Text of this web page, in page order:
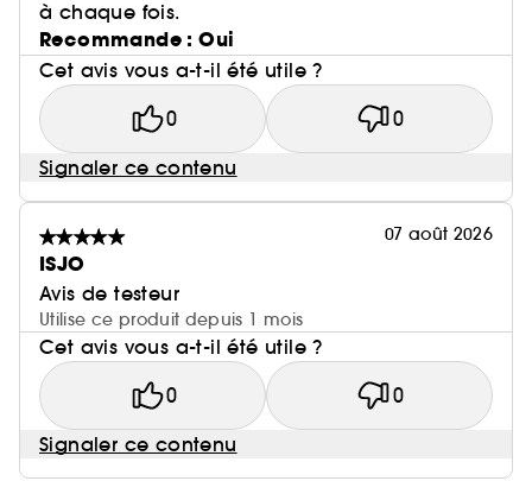
à chaque fois.
Recommande : Oui
Cet avis vous a-t-il été utile ?
0 0
Signaler ce contenu
07 août 2026
ISJO
Avis de testeur
Utilise ce produit depuis 1 mois
Cet avis vous a-t-il été utile ?
0 0
Signaler ce contenu